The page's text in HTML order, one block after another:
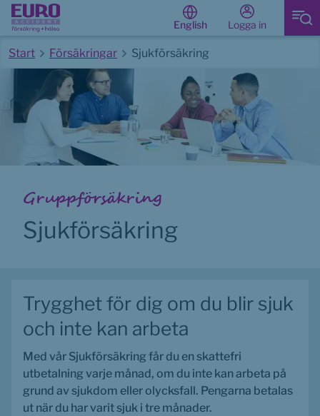
English Logga in
Start Försäkringar
Sjukförsäkring
Start av huvudinnehåll
Gruppförsäkring
Sjukförsäkring
Trygghet för dig om du blir sjuk
och inte kan arbeta
Med vår Sjukförsäkring får du en skattefri
utbetalning varje månad, om du inte kan arbeta på
grund av sjukdom eller olycksfall. Pengarna betalas
ut när du har varit sjuk i tre månader.